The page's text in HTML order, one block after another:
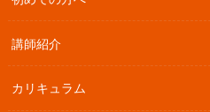
講師紹介
カリキュラム